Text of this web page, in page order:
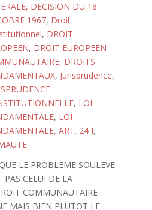
DECISION DU 18
1967, Droit
, DROIT
, DROIT EUROPEEN
, DROITS
, Jurisprudence,
, LOI
, LOI
ART. 24 I,
LE PROBLEME SOULEVE
PAS CELUI DE LA
COMMUNAUTAIRE
MAIS BIEN PLUTOT LE